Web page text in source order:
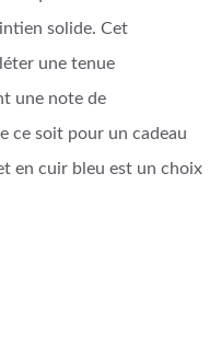
solide. Cet
une tenue
une note de
ce soit pour un cadeau
en cuir bleu est un choix